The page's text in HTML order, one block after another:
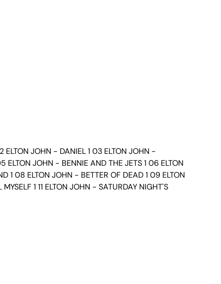
JOHN - DANIEL 1 03 ELTON JOHN -
ELTON JOHN - BENNIE AND THE JETS 1 06 ELTON
1 08 ELTON JOHN - BETTER OF DEAD 1 09 ELTON
1 11 ELTON JOHN - SATURDAY NIGHT'S